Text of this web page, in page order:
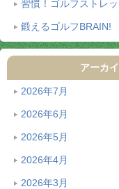
習慣！ゴルフストレ
鍛えるゴルフBRAIN!
アーカ
2026年7月
2026年6月
2026年5月
2026年4月
2026年3月